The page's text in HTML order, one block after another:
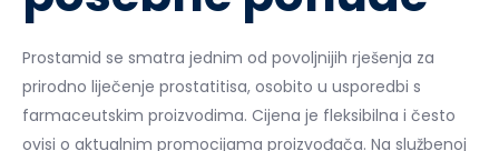
Prostamid se smatra jednim od povoljnijih rješenja za
prirodno liječenje prostatitisa, osobito u usporedbi s
farmaceutskim proizvodima. Cijena je fleksibilna i često
ovisi o aktualnim promocijama proizvođača. Na službenoj